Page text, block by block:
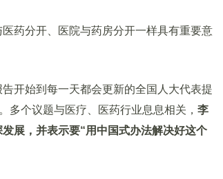
分开、医院与药房分开一样具有重要意
始到每一天都会更新的全国人大代表提
多个议题与医疗、医药行业息息相关， 李
展，并表示要“用中国式办法解决好这个